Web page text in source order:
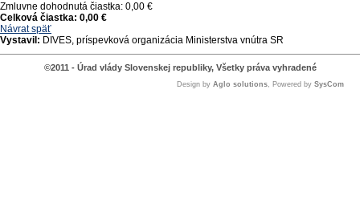
Zmluvne dohodnutá čiastka: 0,00 €
Celková čiastka: 0,00 €
Návrat späť
Vystavil: DIVES, príspevková organizácia Ministerstva vnútra SR
©2011 - Úrad vlády Slovenskej republiky, Všetky práva vyhradené
Design by Aglo solutions, Powered by SysCom